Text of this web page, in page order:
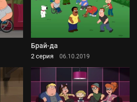
Брай-да
2 серия 06.10.2019